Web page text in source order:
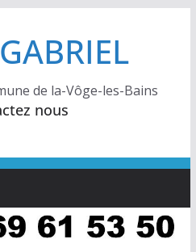
de la-Vôge-les-Bains
nous